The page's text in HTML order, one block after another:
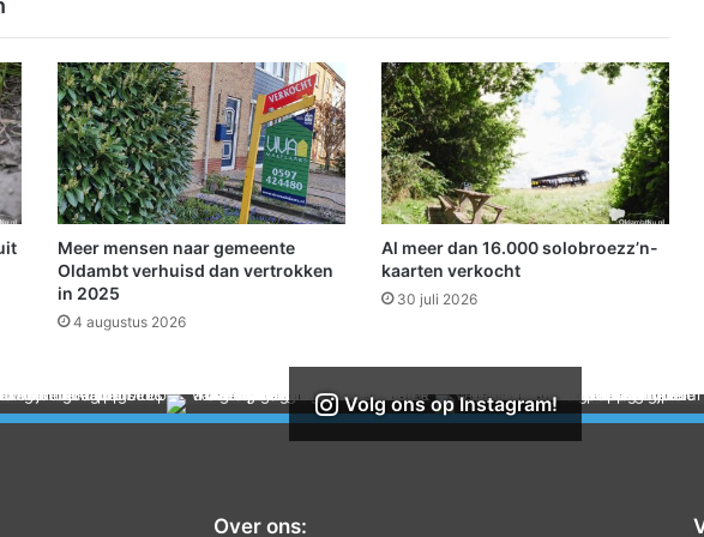
g
o
r
g
a
n
i
s
e
e
s
n
Meer mensen naar gemeente
Oldambt verhuisd dan vertrokken
in 2025
4 augustus 2026
Al meer dan 16.000 solobroezz’n-
kaarten verkocht
30 juli 2026
Volg ons op Instagram!
Over ons: